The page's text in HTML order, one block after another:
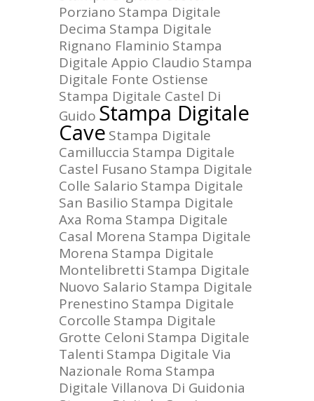
Porziano Stampa Digitale
Decima Stampa Digitale
Rignano Flaminio Stampa
Digitale Appio Claudio Stampa
Digitale Fonte Ostiense
Stampa Digitale Castel Di
Guido Stampa Digitale
Cave Stampa Digitale
Camilluccia Stampa Digitale
Castel Fusano Stampa Digitale
Colle Salario Stampa Digitale
San Basilio Stampa Digitale
Axa Roma Stampa Digitale
Casal Morena Stampa Digitale
Morena Stampa Digitale
Montelibretti Stampa Digitale
Nuovo Salario Stampa Digitale
Prenestino Stampa Digitale
Corcolle Stampa Digitale
Grotte Celoni Stampa Digitale
Talenti Stampa Digitale Via
Nazionale Roma Stampa
Digitale Villanova Di Guidonia